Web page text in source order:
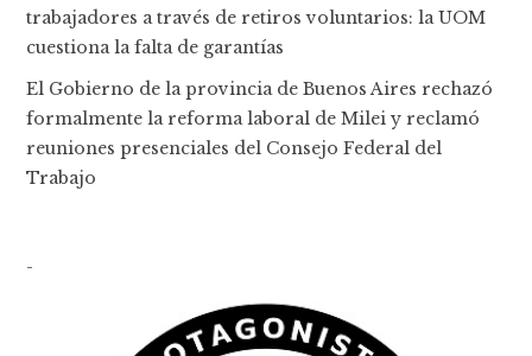
trabajadores a través de retiros voluntarios: la UOM
cuestiona la falta de garantías
El Gobierno de la provincia de Buenos Aires rechazó
formalmente la reforma laboral de Milei y reclamó
reuniones presenciales del Consejo Federal del
Trabajo
-